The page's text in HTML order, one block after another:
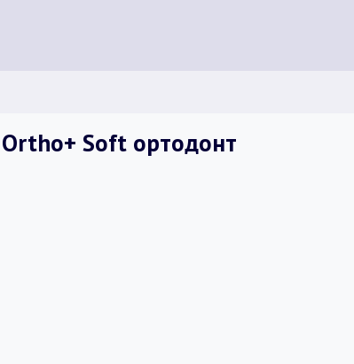
Soft ортодонт